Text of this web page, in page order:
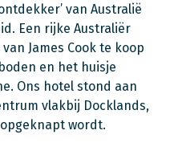
van Australië
Een rijke Australiër
James Cook te koop
en het huisje
Ons hotel stond aan
vlakbij Docklands,
wordt.